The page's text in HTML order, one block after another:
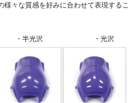
様々な質感を好みに合わせて表現するこ
・半光沢 ・光沢